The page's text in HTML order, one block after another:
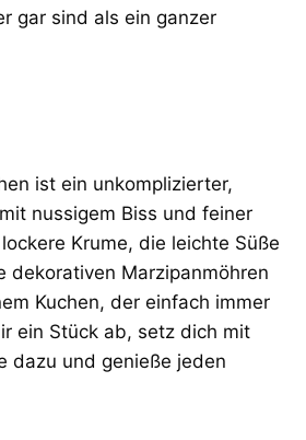
gar sind als ein ganzer
ist ein unkomplizierter,
nussigem Biss und feiner
Krume, die leichte Süße
dekorativen Marzipanmöhren
Kuchen, der einfach immer
ein Stück ab, setz dich mit
dazu und genieße jeden